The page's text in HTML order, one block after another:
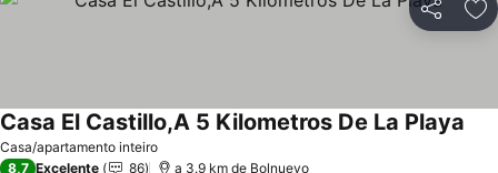
Partilhar
Casa/apartamento inteiro
Casa El Castillo,A 5 Kilometros De La Playa
8,7 Excelente 86 a 3.9 km de Bolnuevo